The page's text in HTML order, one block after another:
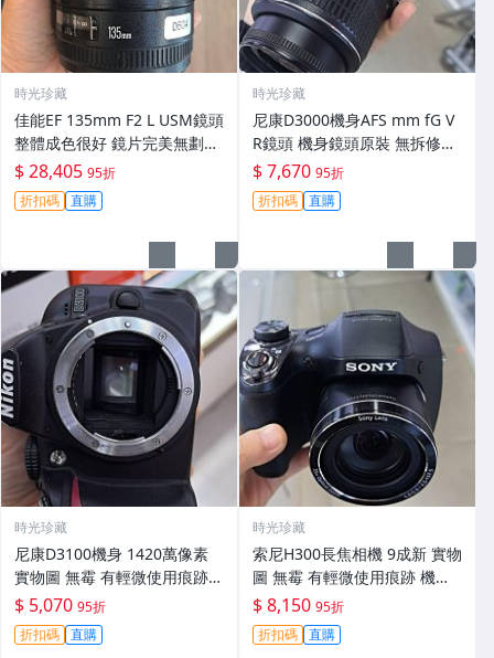
時光珍藏
佳能EF 135mm F2 L USM鏡頭
整體成色很好 鏡片完美無劃痕
功能一切正常 無拆修無-3430
$ 28,405 95折
折扣碼 直購
時光珍藏
尼康D3000機身AFS mm fG V
R鏡頭 機身鏡頭原裝 無拆修無
翻新 有輕微使用痕跡 鏡頭-34
30
$ 7,670 95折
折扣碼 直購
時光珍藏
尼康D3100機身 1420萬像素
實物圖 無霉 有輕微使用痕跡
機身原裝 無拆修無翻新 臨-34
3
$ 5,070 95折
折扣碼 直購
時光珍藏
索尼H300長焦相機 9成新 實物
圖 無霉 有輕微使用痕跡 機身
鏡頭原裝 無拆修無翻新-3430
$ 8,150 95折
折扣碼 直購